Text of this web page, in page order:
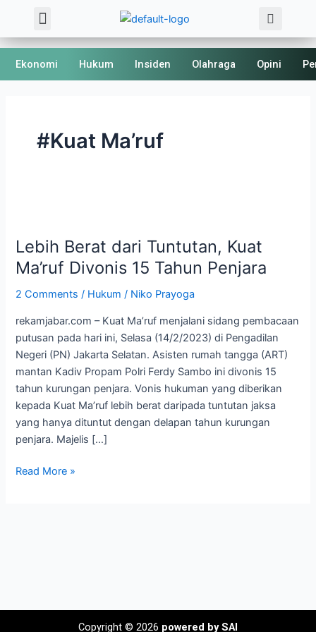
content
Menu
Ekonomi Hukum Insiden Olahraga Opini
#Kuat Ma’ruf
Lebih Berat dari Tuntutan, Kuat
Ma’ruf Divonis 15 Tahun Penjara
2 Comments / Hukum / Niko Prayoga
rekamjabar.com – Kuat Ma’ruf menjalani sidang pembacaan
putusan pada hari ini, Selasa (14/2/2023) di Pengadilan
Negeri (PN) Jakarta Selatan. Asisten rumah tangga (ART)
mantan Kadiv Propam Polri Ferdy Sambo ini divonis 15
tahun kurungan penjara. Vonis hukuman yang diberikan
kepada Kuat Ma’ruf lebih berat daripada tuntutan jaksa
yang hanya dituntut dengan delapan tahun kurungan
penjara. Majelis […]
dari
Tuntutan,
Ma’ruf
Tahun
Penjara
Read More »
Copyright © 2026 powered by SAI